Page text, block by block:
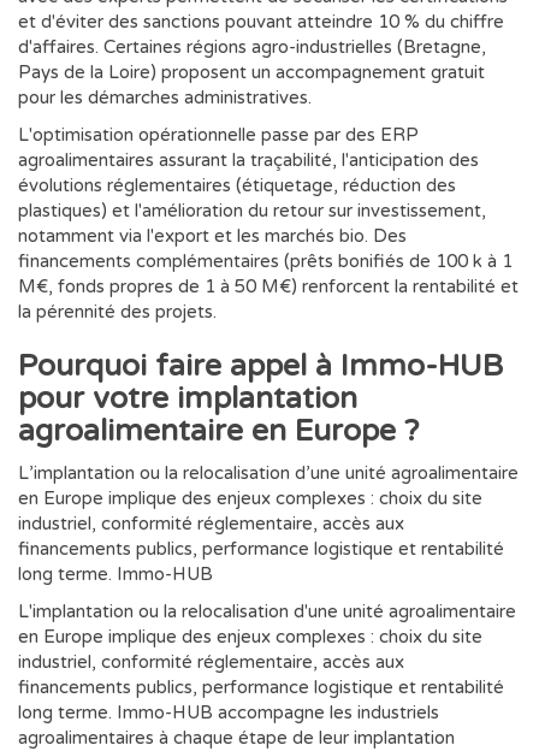
et d'éviter des sanctions pouvant atteindre 10 % du chiffre
d'affaires. Certaines régions agro-industrielles (Bretagne,
Pays de la Loire) proposent un accompagnement gratuit
pour les démarches administratives.
L'optimisation opérationnelle passe par des ERP
agroalimentaires assurant la traçabilité, l'anticipation des
évolutions réglementaires (étiquetage, réduction des
plastiques) et l'amélioration du retour sur investissement,
notamment via l'export et les marchés bio. Des
financements complémentaires (prêts bonifiés de 100 k à 1
M€, fonds propres de 1 à 50 M€) renforcent la rentabilité et
la pérennité des projets.
Pourquoi faire appel à Immo-HUB
pour votre implantation
agroalimentaire en Europe ?
L’implantation ou la relocalisation d’une unité agroalimentaire
en Europe implique des enjeux complexes : choix du site
industriel, conformité réglementaire, accès aux
financements publics, performance logistique et rentabilité
long terme. Immo-HUB
L'implantation ou la relocalisation d'une unité agroalimentaire
en Europe implique des enjeux complexes : choix du site
industriel, conformité réglementaire, accès aux
financements publics, performance logistique et rentabilité
long terme. Immo-HUB accompagne les industriels
agroalimentaires à chaque étape de leur implantation